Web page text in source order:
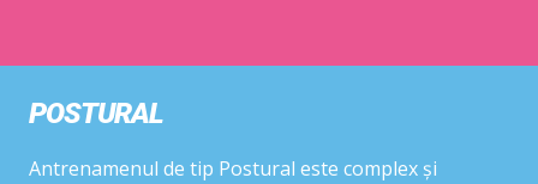
POSTURAL
Antrenamenul de tip Postural este complex și